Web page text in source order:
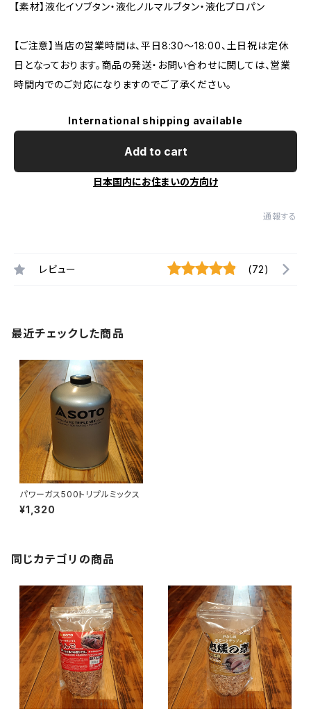
【素材】液化イソブタン・液化ノルマルブタン・液化プロパン
【ご注意】当店の営業時間は、平日8:30～18:00、土日祝は定休
日となっております。商品の発送・お問い合わせに関しては、営業
時間内でのご対応になりますのでご了承ください。
International shipping available
Add to cart
日本国内にお住まいの方向け
通報する
レビュー (72)
最近チェックした商品
パワーガス500トリプルミックス
¥1,320
同じカテゴリの商品